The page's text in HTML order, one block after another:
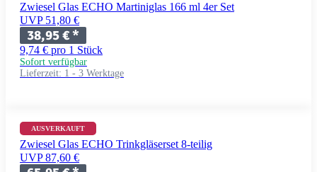
Zwiesel Glas ECHO Martiniglas 166 ml 4er Set
UVP 51,80 €
38,95 €*
9,74 € pro 1 Stück
Sofort verfügbar
Lieferzeit: 1 - 3 Werktage
AUSVERKAUFT
Zwiesel Glas ECHO Trinkgläserset 8-teilig
UVP 87,60 €